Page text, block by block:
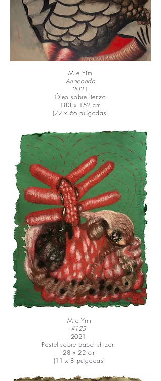
Mie Yim
Anaconda
2021
Óleo sobre lienzo
183 x 152 cm
(72 x 66 pulgadas)
Mie Yim
#123
2021
Pastel sobre papel shizen
28 x 22 cm
(11 x 8 pulgadas)